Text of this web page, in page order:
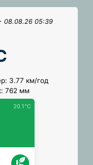
08.08.26 05:39
3.77 км/год
762 мм